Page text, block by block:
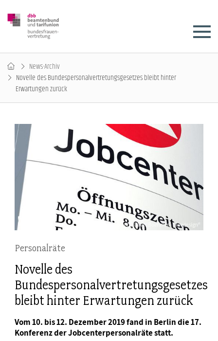
News-Archiv
Novelle des Bundespersonalvertretungsgesetzes bleibt hinter
Erwartungen zurück
Personalräte
Novelle des
Bundespersonalvertretungsgesetzes
bleibt hinter Erwartungen zurück
Vom 10. bis 12. Dezember 2019 fand in Berlin die 17.
Konferenz der Jobcenterpersonalräte statt.